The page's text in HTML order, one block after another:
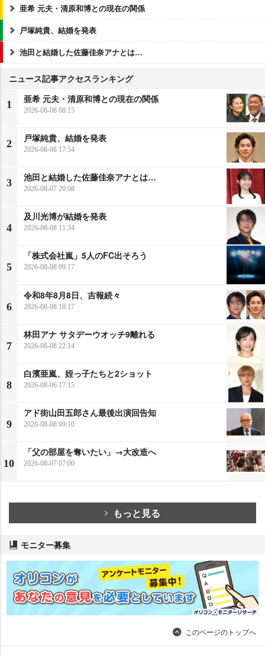
亜希 元夫・清原和博との現在の関係
戸塚純貴、結婚を発表
池田と結婚した佐藤佳奈アナとは…
ニュース記事アクセスランキング
1
亜希 元夫・清原和博との現在の関係
2026-08-08 08:15
2
戸塚純貴、結婚を発表
2026-08-08 17:54
3
池田と結婚した佐藤佳奈アナとは…
2026-08-07 20:08
4
及川光博が結婚を発表
2026-08-08 11:34
5
「株式会社嵐」5人のFC出そろう
2026-08-08 09:17
6
令和8年8月8日、吉報続々
2026-08-08 18:17
7
林田アナ サタデーウオッチ9離れる
2026-08-08 22:14
8
白濱亜嵐、姪っ子たちと2ショット
2026-08-06 17:15
9
アド街山田五郎さん最後出演回告知
2026-08-08 09:10
10
「父の部屋を奪いたい」→大改造へ
2026-08-07 07:00
もっと見る
モニター募集
このページのトップへ